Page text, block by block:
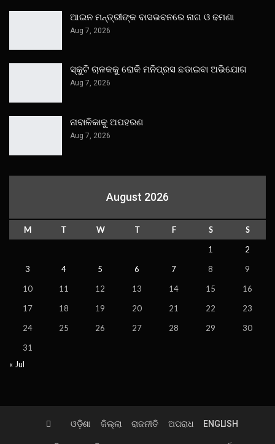
ଆଇନ ମନ୍ତ୍ରୀଙ୍କ ବାସଭବନରେ ନାଗ ଓ ଢମଣା
Aug 7, 2026
ସ୍କୁଟି ଚାଳକକୁ ରୋକି ମନିପ୍ରସ ଛଡାଇବା ଅଭିଯୋଗ
Aug 7, 2026
ନାବାଳିକାକୁ ଅପହରଣ
Aug 7, 2026
August 2026
M T W T F S
S
1
2
3
4 5 6 7 8
9
10
11 12 13 14 15
16
17
18 19 20 21 22
23
24
25 26 27 28 29
30
31
« Jul
ଓଡ଼ିଶା ଜିଲ୍ଲା ରାଜନୀତି ଅପରାଧ ENGLISH